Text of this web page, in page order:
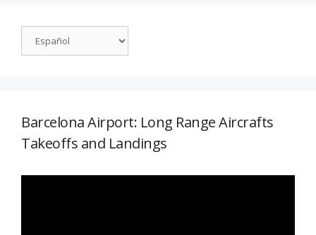
Barcelona Airport: Long Range Aircrafts
Takeoffs and Landings